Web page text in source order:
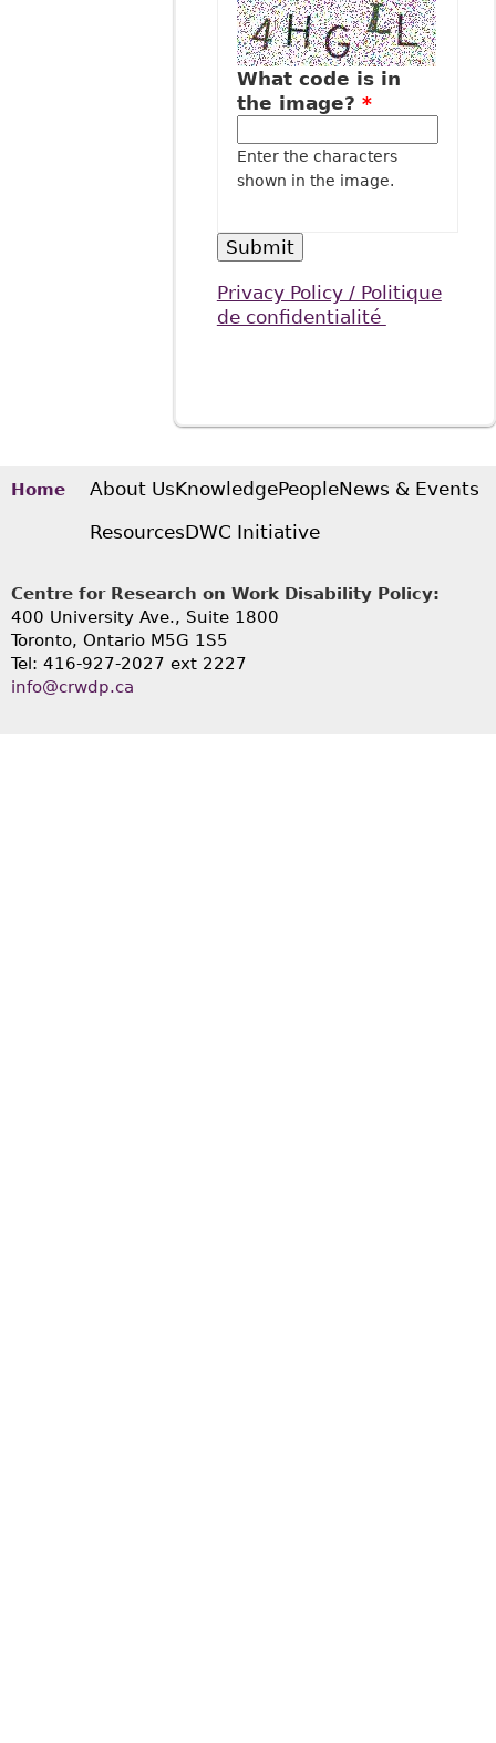
What code is in
the image? *
Enter the characters
shown in the image.
Privacy Policy / Politique
de confidentialité
Home About UsKnowledgePeopleNews & Events
ResourcesDWC Initiative
Centre for Research on Work Disability Policy:
400 University Ave., Suite 1800
Toronto, Ontario M5G 1S5
Tel: 416-927-2027 ext 2227
info@crwdp.ca